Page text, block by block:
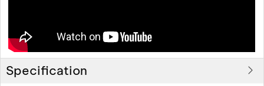
Specification